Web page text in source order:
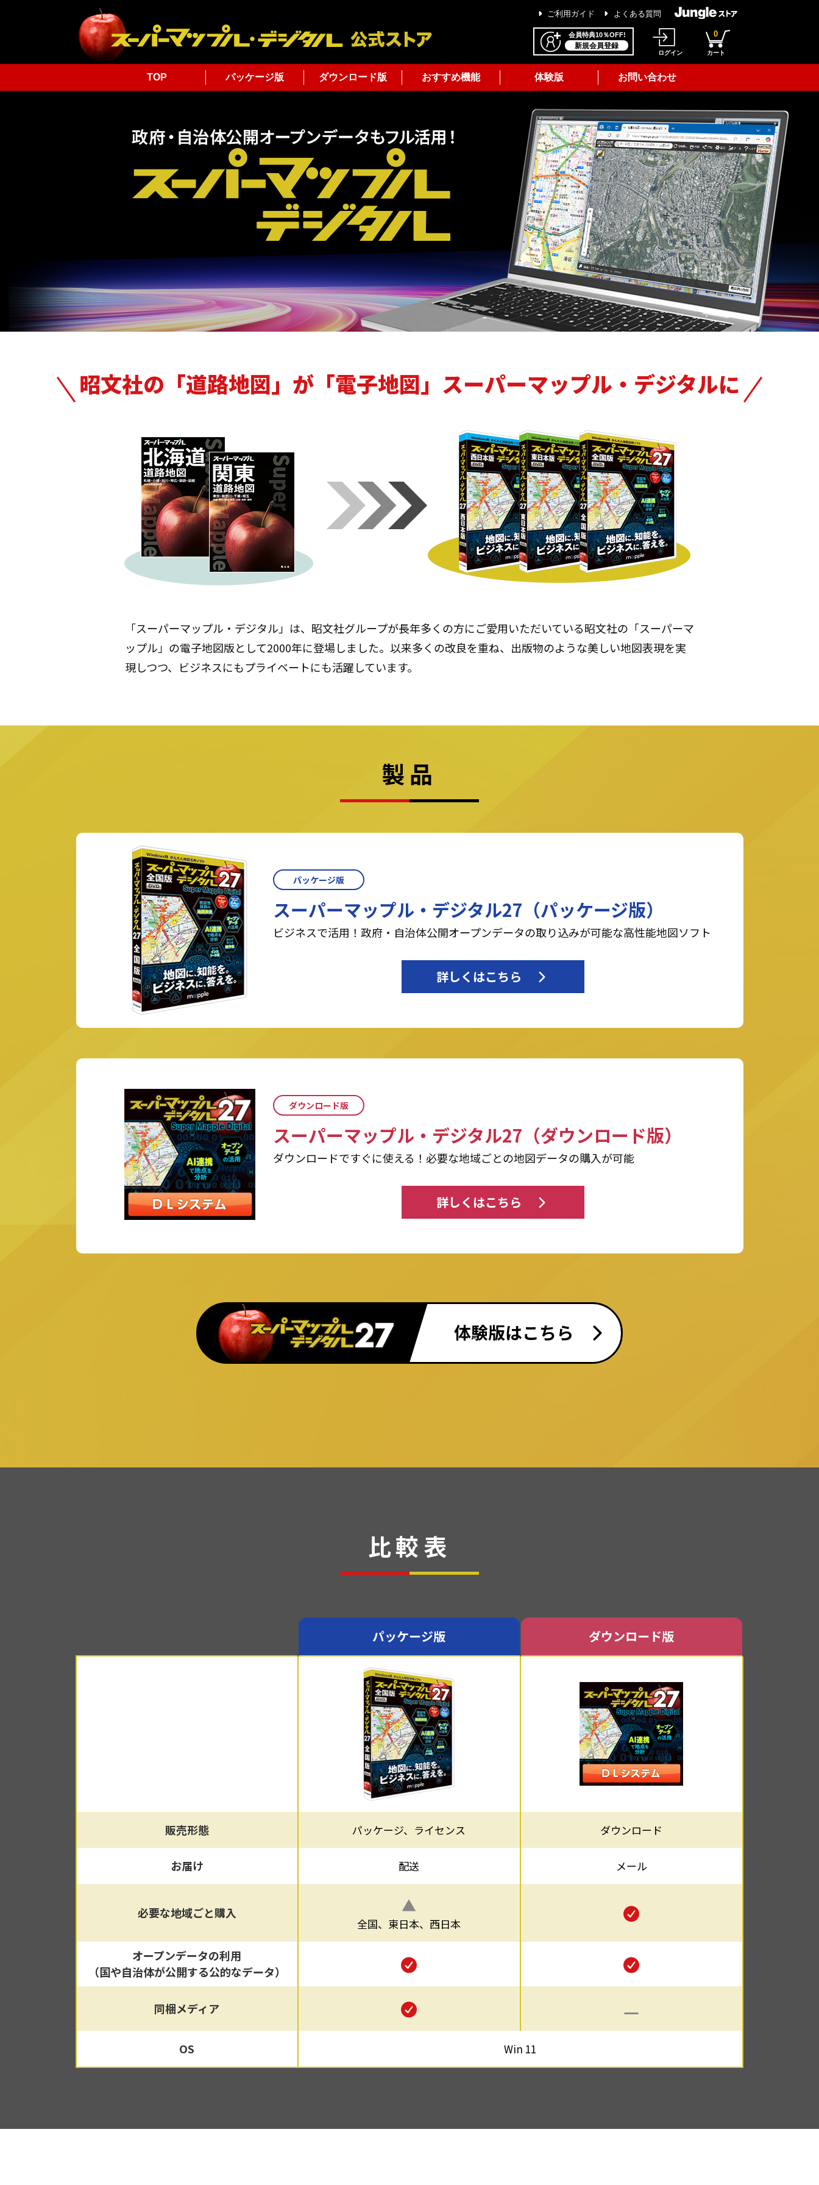
よくある質問
ご利用ガイド
会員特典10％OFF!
新規会員登録
ログイン
0
カート
TOP パッケージ版 ダウンロード版 おすすめ機能 体験版 お問い合わせ
昭文社の「道路地図」が「電子地図」スーパーマップル・デジタルに
「スーパーマップル・デジタル」は、昭文社グループが長年多くの方にご愛用いただいている昭文社の「スーパーマ
ップル」の電子地図版として2000年に登場しました。以来多くの改良を重ね、出版物のような美しい地図表現を実
現しつつ、ビジネスにもプライベートにも活躍しています。
製品
パッケージ版
スーパーマップル・デジタル27（パッケージ版）
ビジネスで活用！政府・自治体公開オープンデータの取り込みが可能な高性能地図ソフト
詳しくはこちら
ダウンロード版
スーパーマップル・デジタル27（ダウンロード版）
ダウンロードですぐに使える！必要な地域ごとの地図データの購入が可能
詳しくはこちら
体験版はこちら
比較表
パッケージ版 ダウンロード版
販売形態 パッケージ、ライセンス ダウンロード
お届け 配送 メール
必要な地域ごと購入 ▲
全国、東日本、西日本
オープンデータの利用
（国や自治体が公開する公的なデータ）
同梱メディア
OS Win 11